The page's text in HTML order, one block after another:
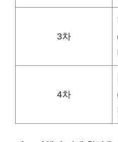
3차
4차